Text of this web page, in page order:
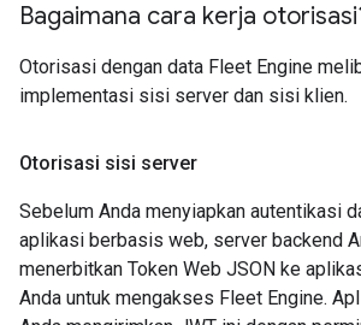
Bagaimana cara kerja
Otorisasi dengan data Fleet Engine
implementasi sisi server dan sisi klien.
Otorisasi sisi server
Sebelum Anda menyiapkan autentikasi
aplikasi berbasis web, server backend
menerbitkan Token Web JSON ke
Anda untuk mengakses Fleet Engine.